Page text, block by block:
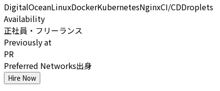
DigitalOceanLinuxDockerKubernetesNginxCI/CDDroplets
Availability
正社員・フリーランス
Previously at
PR
Preferred Networks出身
Hire Now